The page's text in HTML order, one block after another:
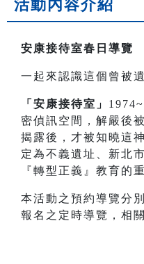
活動內容介紹
安康接待室春日導覽
一起來認識這個曾被
「安康接待室」
密偵訊空間，解嚴後
揭露後，才被知曉這
定為不義遺址、新北
『轉型正義』教育的
本活動之預約導覽分
報名之定時導覽，相